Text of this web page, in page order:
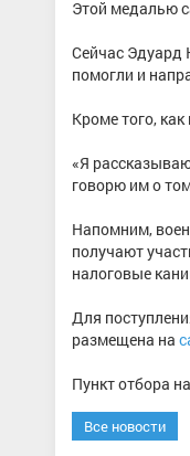
Этой медалью
Сейчас Эдуард
помогли и
Кроме того,
«Я
говорю им о
Напомним,
получают
налоговые
Для
размещена на
Пункт отбора
Все новости